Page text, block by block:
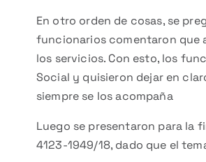
En otro orden de cosas, se
funcionarios comentaron que
los servicios. Con esto, los
Social y quisieron dejar en
siempre se los acompaña
Luego se presentaron para la
4123-1949/18, dado que el